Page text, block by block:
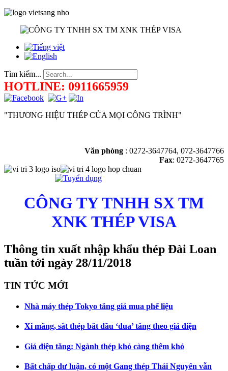
Tìm kiếm...
HOTLINE: 0911665959
"THƯƠNG HIỆU THÉP CỦA MỌI CÔNG TRÌNH"
Văn phòng : 0272-3647764, 072-3647766
Fax: 0272-3647765
CÔNG TY TNHH SX TM
XNK THÉP VISA
Thông tin xuất nhập khẩu thép Đài Loan
tuần tới ngày 28/11/2018
TIN TỨC MỚI
Nhà máy thép Tokyo tăng giá mua phế liệu
Xi măng, sắt thép bắt đầu ‘đua’ tăng theo giá điện
Giá điện tăng: Ngành thép khó càng thêm khó
Bất chấp dư luận, có một Gang thép Thái Nguyên vẫn